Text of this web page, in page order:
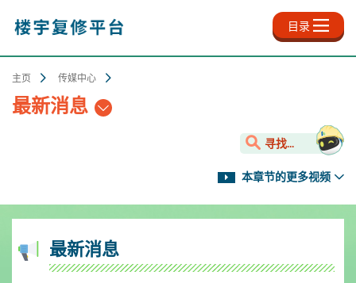
内
目录
主页 传媒中心
最新消息
寻找...
本章节的更多视频
最新消息